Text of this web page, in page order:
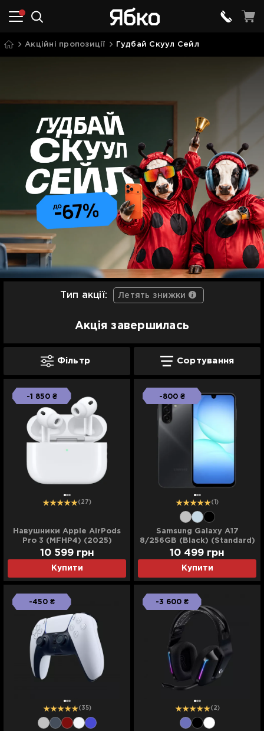
Акційні пропозиції Гудбай Скуул Сейл
Тип акції: Летять знижки
Акція завершилась
Фільтр Сортування
-1 850 ₴
(27)
Навушники Apple AirPods
Pro 3 (MFHP4) (2025)
Купити
10 599 грн
-800 ₴
(1)
Samsung Galaxy A17
8/256GB (Black) (Standard)
Купити
10 499 грн
-450 ₴
(35)
-3 600 ₴
(2)